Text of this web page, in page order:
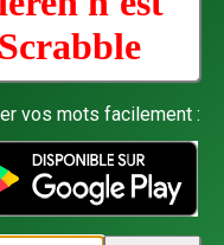
Scrabble
vos mots facilement :